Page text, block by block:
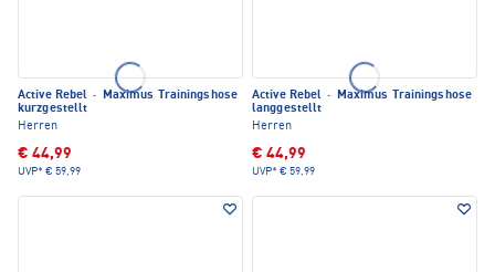
Active Rebel ·
Maximus Trainingshose
kurzgestellt
Herren
€ 44,99
UVP* € 59,99
Active Rebel ·
Maximus Trainingshose
langgestellt
Herren
€ 44,99
UVP* € 59,99